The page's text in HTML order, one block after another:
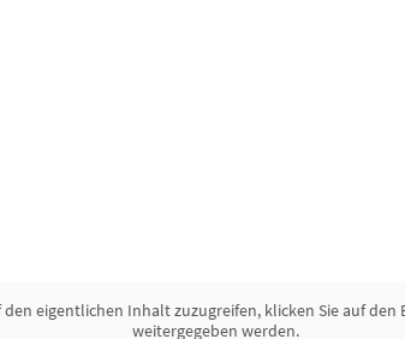
den eigentlichen Inhalt zuzugreifen, klicken Sie auf
weitergegeben werden.